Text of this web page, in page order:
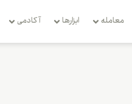
معامله ابزارها آکادمی